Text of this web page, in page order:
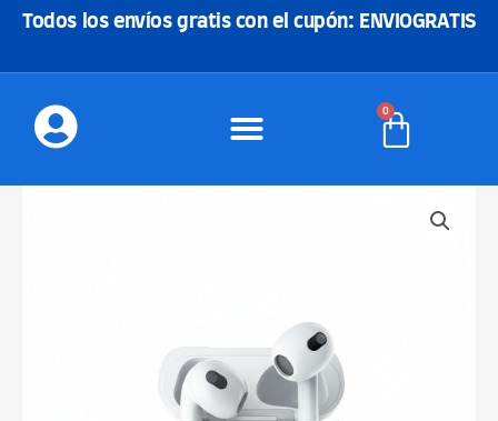
Todos los envíos gratis con el cupón: ENVIOGRATIS
0
Carrito